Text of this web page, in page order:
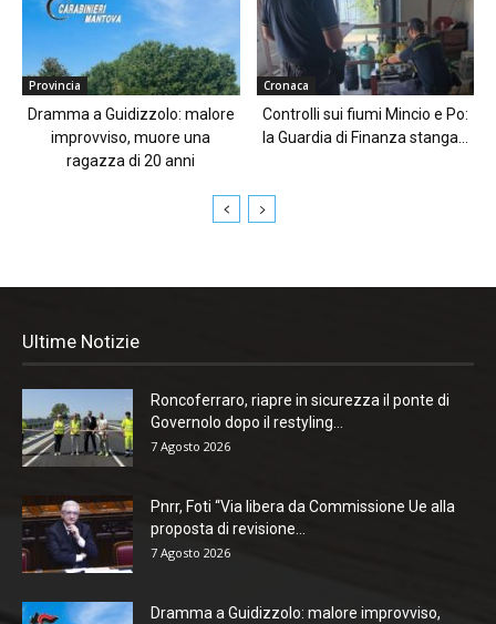
Provincia
Dramma a Guidizzolo: malore
improvviso, muore una
ragazza di 20 anni
Cronaca
Controlli sui fiumi Mincio e Po:
la Guardia di Finanza stanga...
Ultime Notizie
Roncoferraro, riapre in sicurezza il ponte di
Governolo dopo il restyling...
7 Agosto 2026
Pnrr, Foti “Via libera da Commissione Ue alla
proposta di revisione...
7 Agosto 2026
Dramma a Guidizzolo: malore improvviso,